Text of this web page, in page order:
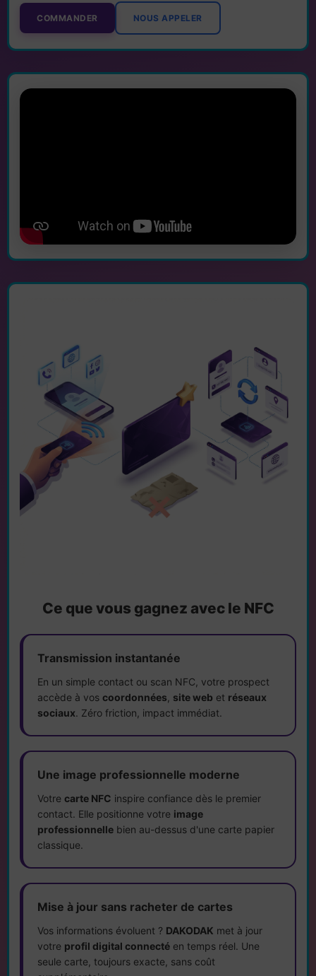
COMMANDER NOUS APPELER
Ce que vous gagnez avec le NFC
Transmission instantanée
En un simple contact ou scan NFC, votre prospect
accède à vos coordonnées site web et réseaux
sociaux. Zéro friction, impact immédiat.
Une image professionnelle moderne
Votre carte NFC inspire confiance dès le premier
contact. Elle positionne votre image
professionnelle bien au-dessus d'une carte papier
classique.
Mise à jour sans racheter de cartes
Vos informations évoluent ? DAKODAK met à jour
votre profil digital connecté en temps réel. Une
seule carte, toujours exacte, sans coût